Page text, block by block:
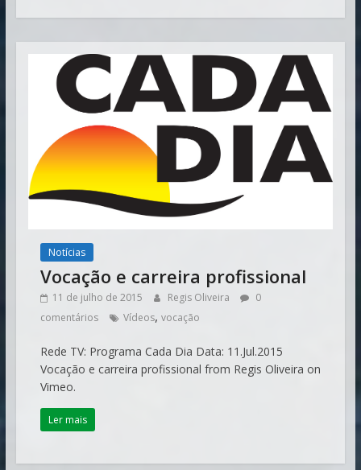
Notícias
Vocação e carreira profissional
11 de julho de 2015 Regis Oliveira
0
comentários
Vídeos, vocação
Rede TV: Programa Cada Dia Data: 11.Jul.2015
Vocação e carreira profissional from Regis Oliveira on
Vimeo.
Ler mais